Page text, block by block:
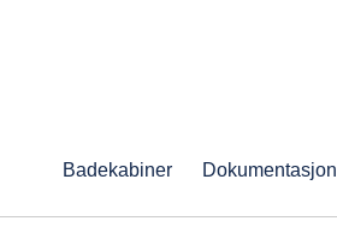
Badekabiner Dokumentasjon